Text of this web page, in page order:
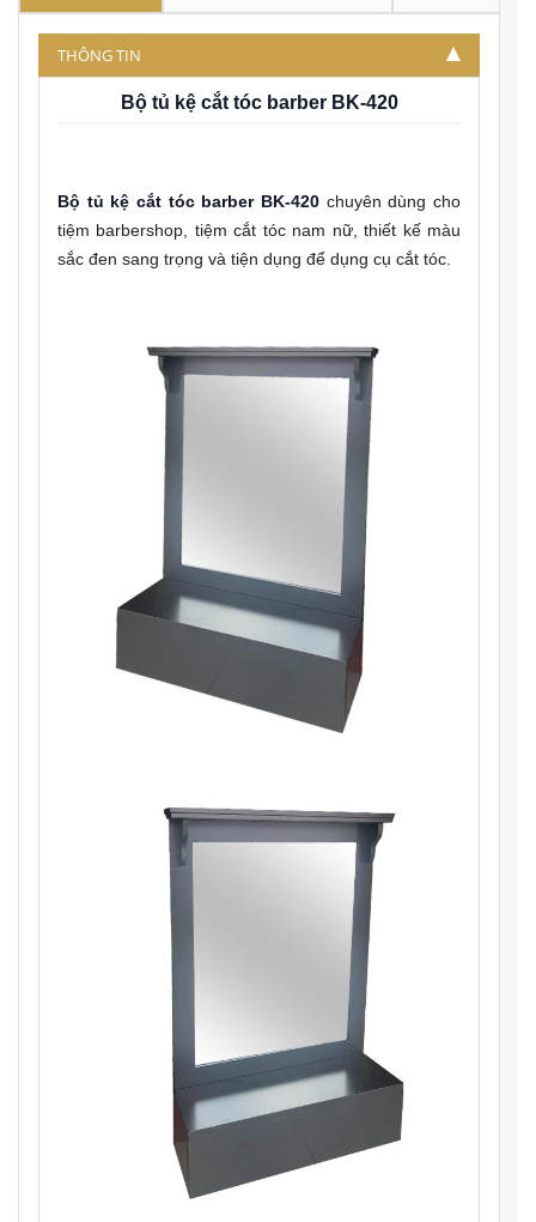
THÔNG TIN
Bộ tủ kệ cắt tóc barber BK-420
Bộ tủ kệ cắt tóc barber BK-420 chuyên dùng cho
tiệm barbershop, tiệm cắt tóc nam nữ, thiết kế màu
sắc đen sang trọng và tiện dụng để dụng cụ cắt tóc.